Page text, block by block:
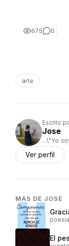
675 0
arte
Escrito
Jose
...\"Yo
Ver perfil
MÁS DE JOSE
poesia
El